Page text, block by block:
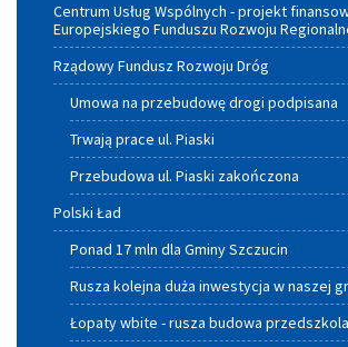
Centrum Usług Wspólnych - projekt
Europejskiego Funduszu Rozwoju
Rządowy Fundusz Rozwoju Dróg
Umowa na przebudowę drogi podpisana
Trwają prace ul. Piaski
Przebudowa ul. Piaski zakończona
Polski Ład
Ponad 17 mln dla Gminy Szczucin
Rusza kolejna duża inwestycja w naszej
Łopaty wbite - rusza budowa przedszkola